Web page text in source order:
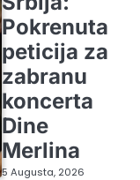
Pokrenuta
peticija za
zabranu
koncerta
Dine
Merlina
5 Augusta, 2026